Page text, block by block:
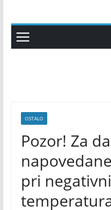
content
OSTALO
Pozor! Za
pri